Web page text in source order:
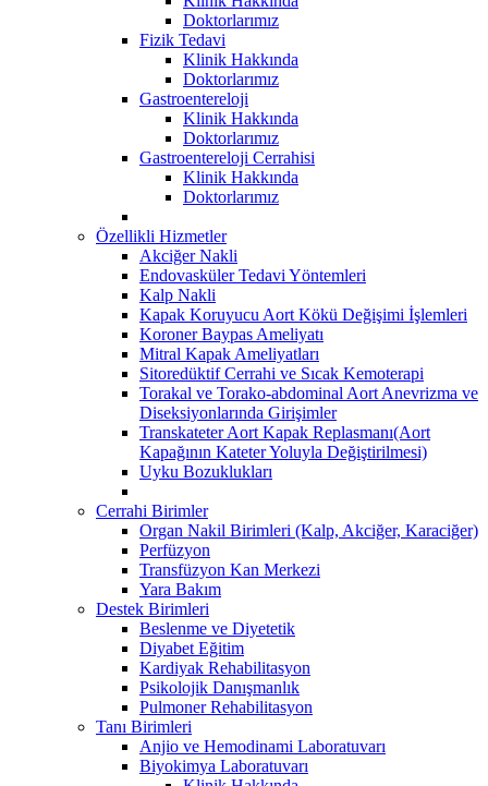
Doktorlarımız
Fizik Tedavi
Klinik Hakkında
Doktorlarımız
Gastroentereloji
Klinik Hakkında
Doktorlarımız
Gastroentereloji Cerrahisi
Klinik Hakkında
Doktorlarımız
Özellikli Hizmetler
Akciğer Nakli
Endovasküler Tedavi Yöntemleri
Kalp Nakli
Kapak Koruyucu Aort Kökü Değişimi İşlemleri
Koroner Baypas Ameliyatı
Mitral Kapak Ameliyatları
Sitoredüktif Cerrahi ve Sıcak Kemoterapi
Torakal ve Torako-abdominal Aort Anevrizma ve
Diseksiyonlarında Girişimler
Transkateter Aort Kapak Replasmanı(Aort
Kapağının Kateter Yoluyla Değiştirilmesi)
Uyku Bozuklukları
Cerrahi Birimler
Organ Nakil Birimleri (Kalp, Akciğer, Karaciğer)
Perfüzyon
Transfüzyon Kan Merkezi
Yara Bakım
Destek Birimleri
Beslenme ve Diyetetik
Diyabet Eğitim
Kardiyak Rehabilitasyon
Psikolojik Danışmanlık
Pulmoner Rehabilitasyon
Tanı Birimleri
Anjio ve Hemodinami Laboratuvarı
Biyokimya Laboratuvarı